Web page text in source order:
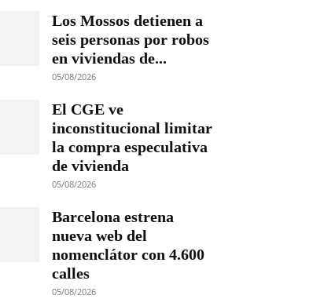
Los Mossos detienen a
seis personas por robos
en viviendas de...
05/08/2026
El CGE ve
inconstitucional limitar
la compra especulativa
de vivienda
05/08/2026
Barcelona estrena
nueva web del
nomenclátor con 4.600
calles
05/08/2026